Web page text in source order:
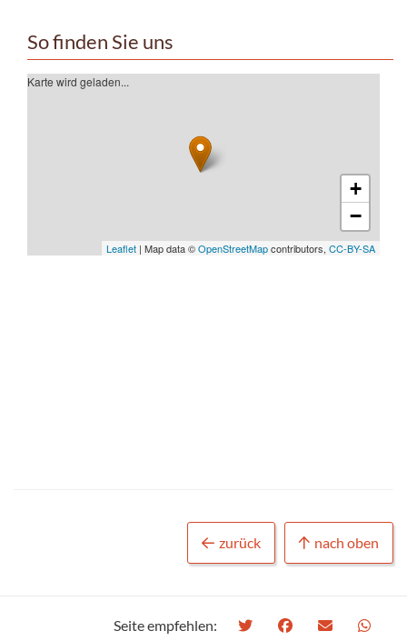
So finden Sie uns
Karte wird geladen...
+
−
Leaflet | Map data ©OpenStreetMapcontributors, CC-BY-SA
zurück nach oben
Seite empfehlen: